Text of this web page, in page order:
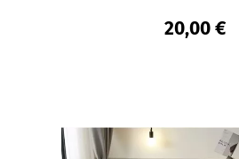
20,00 €